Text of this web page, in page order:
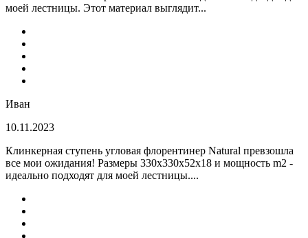
моей лестницы. Этот материал выглядит...
Иван
10.11.2023
Клинкерная ступень угловая флорентинер Natural превзошла
все мои ожидания! Размеры 330х330х52х18 и мощность m2 -
идеально подходят для моей лестницы....